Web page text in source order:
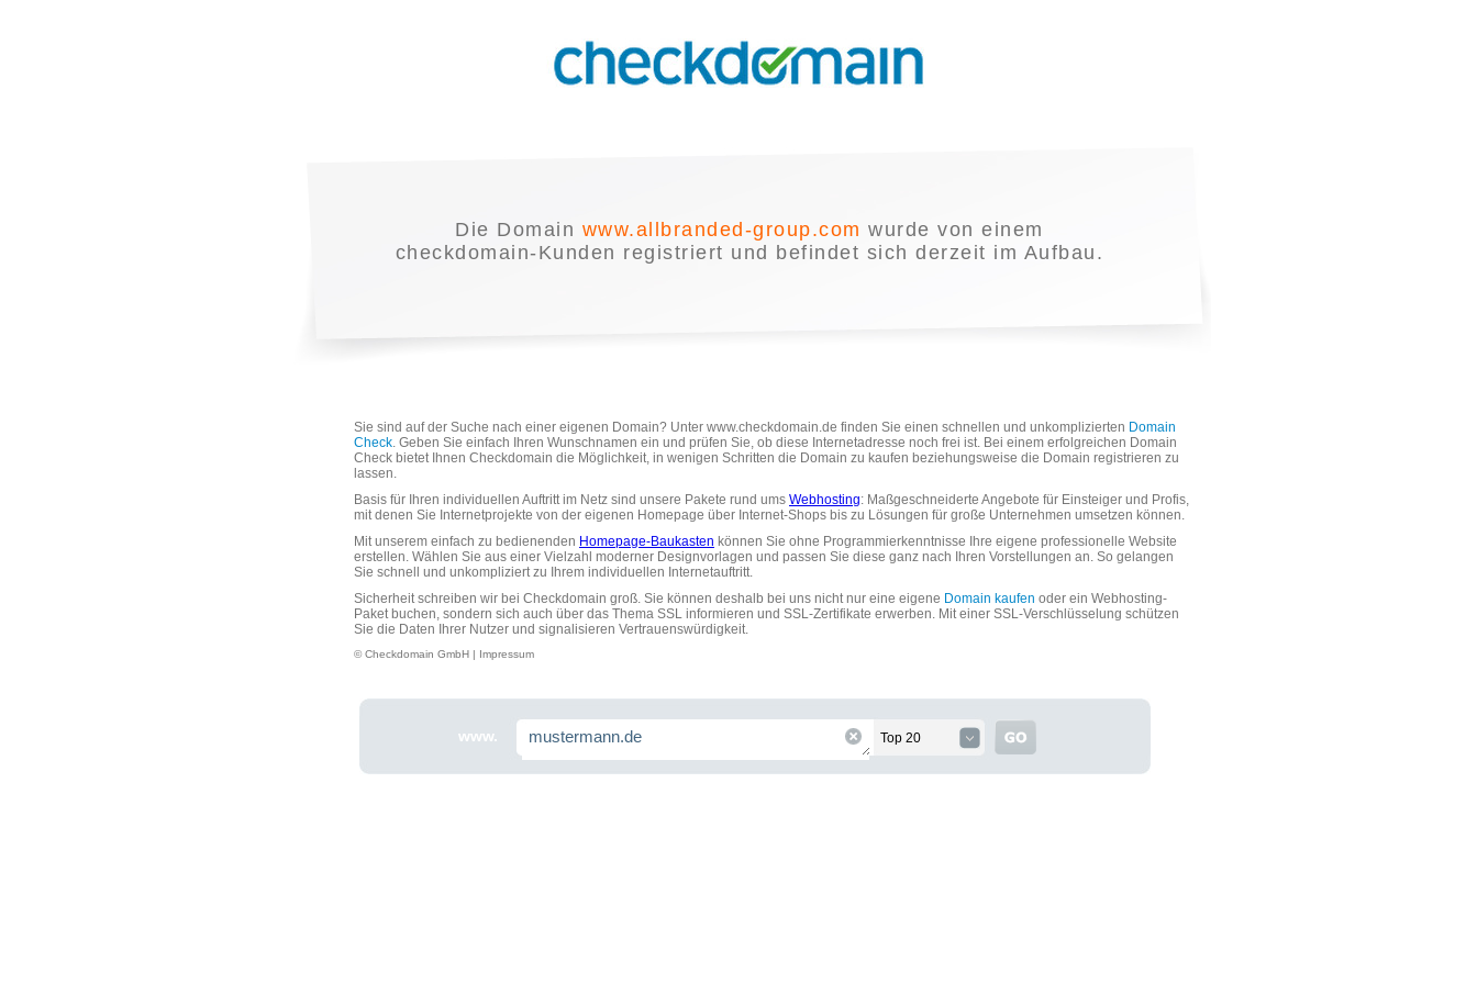
Die Domain www.allbranded-group.com wurde von einem
checkdomain-Kunden registriert und befindet sich derzeit im Aufbau.
Sie sind auf der Suche nach einer eigenen Domain? Unter www.checkdomain.de finden Sie einen schnellen und unkomplizierten Domain
Check. Geben Sie einfach Ihren Wunschnamen ein und prüfen Sie, ob diese Internetadresse noch frei ist. Bei einem erfolgreichen Domain
Check bietet Ihnen Checkdomain die Möglichkeit, in wenigen Schritten die Domain zu kaufen beziehungsweise die Domain registrieren zu
lassen.
Basis für Ihren individuellen Auftritt im Netz sind unsere Pakete rund ums Webhosting: Maßgeschneiderte Angebote für Einsteiger und Profis,
mit denen Sie Internetprojekte von der eigenen Homepage über Internet-Shops bis zu Lösungen für große Unternehmen umsetzen können.
Mit unserem einfach zu bedienenden Homepage-Baukasten können Sie ohne Programmierkenntnisse Ihre eigene professionelle Website
erstellen. Wählen Sie aus einer Vielzahl moderner Designvorlagen und passen Sie diese ganz nach Ihren Vorstellungen an. So gelangen
Sie schnell und unkompliziert zu Ihrem individuellen Internetauftritt.
Sicherheit schreiben wir bei Checkdomain groß. Sie können deshalb bei uns nicht nur eine eigene Domain kaufen oder ein Webhosting-
Paket buchen, sondern sich auch über das Thema SSL informieren und SSL-Zertifikate erwerben. Mit einer SSL-Verschlüsselung schützen
Sie die Daten Ihrer Nutzer und signalisieren Vertrauenswürdigkeit.
© Checkdomain GmbH | Impressum
www. Top 20